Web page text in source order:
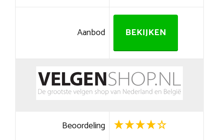
Aanbod BEKIJKEN
Beoordeling